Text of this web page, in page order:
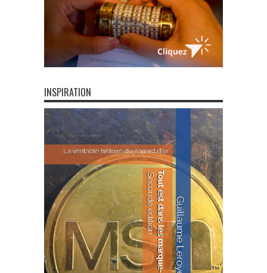
INSPIRATION